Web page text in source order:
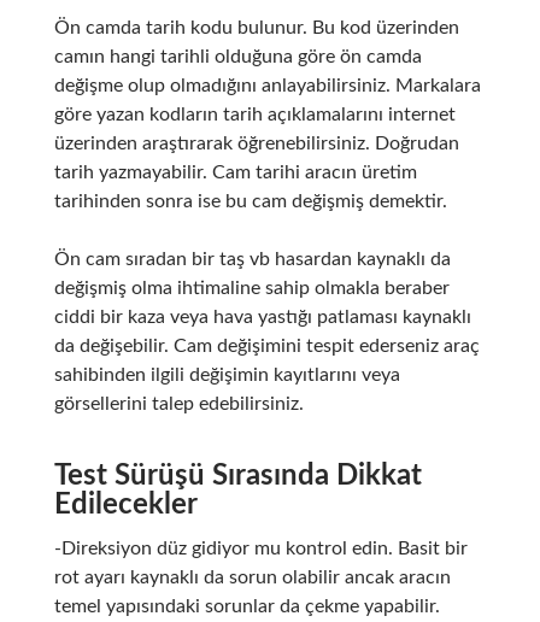
Ön camda tarih kodu bulunur. Bu kod üzerinden
camın hangi tarihli olduğuna göre ön camda
değişme olup olmadığını anlayabilirsiniz. Markalara
göre yazan kodların tarih açıklamalarını internet
üzerinden araştırarak öğrenebilirsiniz. Doğrudan
tarih yazmayabilir. Cam tarihi aracın üretim
tarihinden sonra ise bu cam değişmiş demektir.
Ön cam sıradan bir taş vb hasardan kaynaklı da
değişmiş olma ihtimaline sahip olmakla beraber
ciddi bir kaza veya hava yastığı patlaması kaynaklı
da değişebilir. Cam değişimini tespit ederseniz araç
sahibinden ilgili değişimin kayıtlarını veya
görsellerini talep edebilirsiniz.
Test Sürüşü Sırasında Dikkat
Edilecekler
-Direksiyon düz gidiyor mu kontrol edin. Basit bir
rot ayarı kaynaklı da sorun olabilir ancak aracın
temel yapısındaki sorunlar da çekme yapabilir.